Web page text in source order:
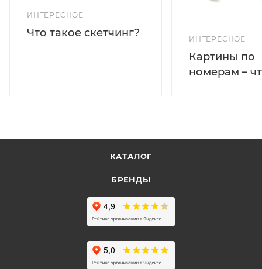
ИНТЕРЕСНОЕ
Что такое скетчинг?
ИНТЕРЕСНОЕ
Картины по
номерам –
КАТАЛОГ
БРЕНДЫ